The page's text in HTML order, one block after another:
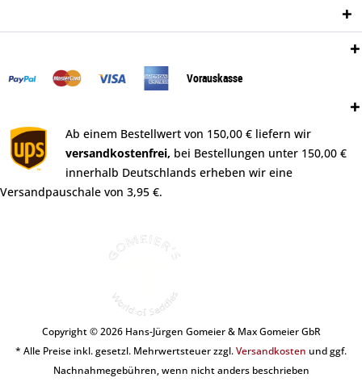
Vorauskasse
Ab einem Bestellwert von 150,00 € liefern wir
versandkostenfrei, bei Bestellungen unter 150,00 €
innerhalb Deutschlands erheben wir eine
Versandpauschale von 3,95 €.
Copyright © 2026 Hans-Jürgen Gomeier & Max Gomeier GbR
* Alle Preise inkl. gesetzl. Mehrwertsteuer zzgl.Versandkosten und ggf.
Nachnahmegebühren, wenn nicht anders beschrieben